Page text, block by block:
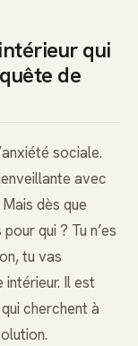
qui
de
sociale.
avec
dès que
qui ? Tu n’es
tu vas
intérieur. Il est
cherchent à